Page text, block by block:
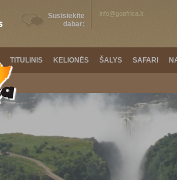
Susisiekite
dabar:
info@goafrica.lt
TITULINIS KELIONĖS ŠALYS SAFARI